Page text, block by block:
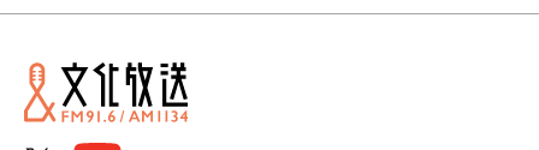
2025年05月
2025年01月